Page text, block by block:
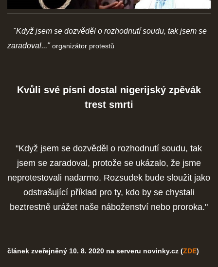
"Když jsem se dozvěděl o rozhodnutí soudu, tak jsem se
zaradoval..."organizátor protestů
Kvůli své písni dostal nigerijský zpěvák
trest smrti
"Když jsem se dozvěděl o rozhodnutí soudu, tak
jsem se zaradoval, protože se ukázalo, že jsme
neprotestovali nadarmo. Rozsudek bude sloužit jako
odstrašující příklad pro ty, kdo by se chystali
beztrestně urážet naše náboženství nebo proroka."
článek zveřejněný 10. 8. 2020 na serveru novinky.cz (ZDE)